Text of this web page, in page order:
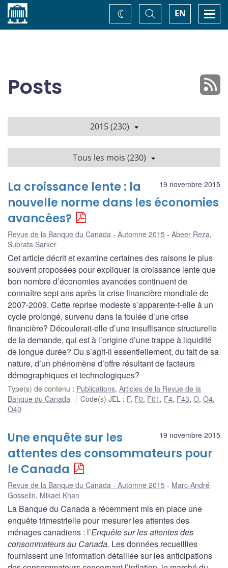
Accueil EN
Basculer
la
recherche
Changez
de
Posts
2015 (230)
Tous les mois (230)
19 novembre 2015
La croissance lente : la
nouvelle norme dans les économies
avancées?
Revue de la Banque du Canada - Automne 2015 Abeer Reza,
Subrata Sarker
Cet article décrit et examine certaines des raisons le plus
souvent proposées pour expliquer la croissance lente que
bon nombre d’économies avancées continuent de
connaître sept ans après la crise financière mondiale de
2007-2009. Cette reprise modeste s’apparente-t-elle à un
cycle prolongé, survenu dans la foulée d’une crise
financière? Découlerait-elle d’une insuffisance structurelle
de la demande, qui est à l’origine d’une trappe à liquidité
de longue durée? Ou s’agit-il essentiellement, du fait de sa
nature, d’un phénomène d’offre résultant de facteurs
démographiques et technologiques?
Type(s) de contenu : Publications, Articles de la Revue de la
Banque du Canada
Code(s) JEL : F, F0, F01 , F4, F43,O,O4,
O40
19 novembre 2015
Une enquête sur les
attentes des consommateurs pour
le Canada
Revue de la Banque du Canada - Automne 2015
Marc-André
Gosselin, Mikael Khan
La Banque du Canada a récemment mis en place une
enquête trimestrielle pour mesurer les attentes des
ménages canadiens : l’Enquête sur les attentes des
consommateurs au Canada. Les données recueillies
fournissent une information détaillée sur les anticipations